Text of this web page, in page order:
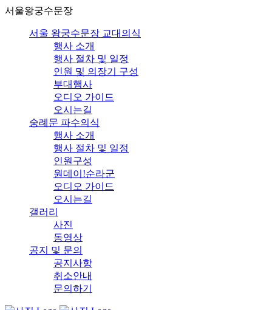
서울왕궁수문장
서울 왕궁수문장 교대의식
행사 소개
행사 절차 및 일정
인원 및 의장기 구성
부대행사
오디오 가이드
오시는길
숭례문 파수의식
행사 소개
행사 절차 및 일정
인원구성
원데이!순라군
오디오 가이드
오시는길
갤러리
사진
동영상
공지 및 문의
공지사항
취소안내
문의하기